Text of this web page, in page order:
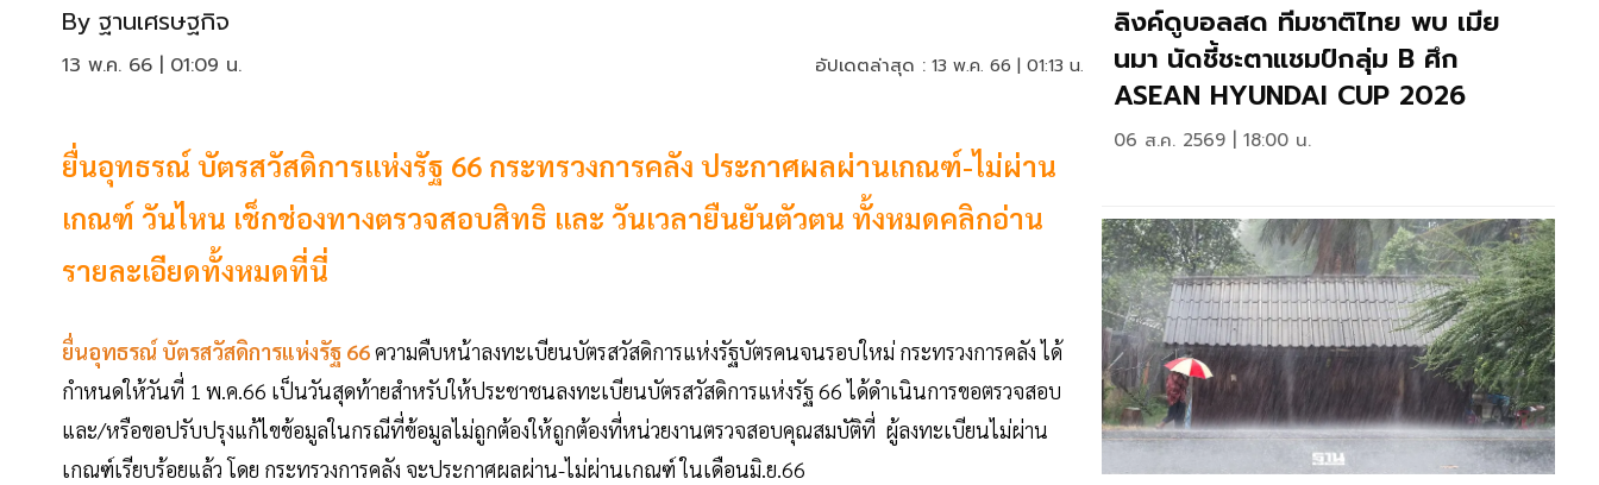
By ฐานเศรษฐกิจ
13 พ.ค. 66 | 01:09 น. อัปเดตล่าสุด : 13 พ.ค. 66 | 01:13 น.
ยื่นอุทธรณ์ บัตรสวัสดิการแห่งรัฐ 66 กระทรวงการคลัง ประกาศผลผ่านเกณฑ์-ไม่ผ่าน
เกณฑ์ วันไหน เช็กช่องทางตรวจสอบสิทธิ และ วันเวลายืนยันตัวตน ทั้งหมดคลิกอ่าน
รายละเอียดทั้งหมดที่นี่
ยื่นอุทธรณ์ บัตรสวัสดิการแห่งรัฐ 66ความคืบหน้าลงทะเบียนบัตรสวัสดิการแห่งรัฐบัตรคนจนรอบใหม่ กระทรวงการคลัง ได้
กำหนดให้วันที่ 1 พ.ค.66 เป็นวันสุดท้ายสำหรับให้ประชาชนลงทะเบียนบัตรสวัสดิการแห่งรัฐ 66 ได้ดำเนินการขอตรวจสอบ
และ/หรือขอปรับปรุงแก้ไขข้อมูลในกรณีที่ข้อมูลไม่ถูกต้องให้ถูกต้องที่หน่วยงานตรวจสอบคุณสมบัติที่ ผู้ลงทะเบียนไม่ผ่าน
เกณฑ์เรียบร้อยแล้ว โดย กระทรวงการคลัง จะประกาศผลผ่าน-ไม่ผ่านเกณฑ์ ในเดือนมิ.ย.66
ลิงค์ดูบอลสด ทีมชาติไทย พบ เมีย
นมา นัดชี้ชะตาแชมป์กลุ่ม B ศึก
ASEAN HYUNDAI CUP 2026
06 ส.ค. 2569 | 18:00 น.